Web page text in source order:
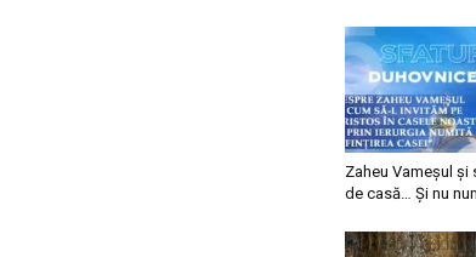
Zaheu Vameșul și
de casă… Și nu